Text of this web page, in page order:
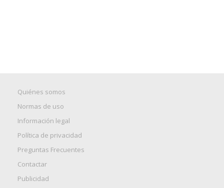
Quiénes somos
Normas de uso
Información legal
Política de privacidad
Preguntas Frecuentes
Contactar
Publicidad